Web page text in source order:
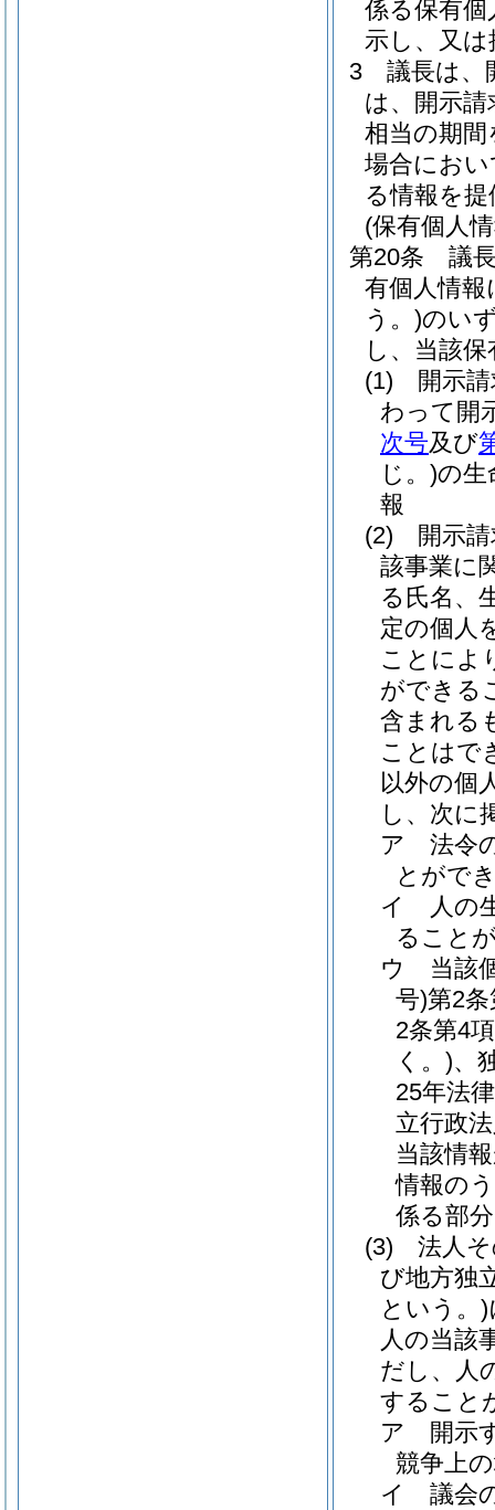
係る保有
示し、又
3
議長は、
は、開示
相当の期
場合にお
る情報を
(保有個人
第20条
議
有個人情報
う。)のい
し、当該
(1)
開示
わって開
次号及び
じ。)の生
報
(2)
開示
該事業に
る氏名、
定の個人
ことによ
ができる
含まれる
ことはで
以外の個
し、次に
ア
法令
とがで
イ
人の
ること
ウ
当該
号)第2
2条第4
く。)、
25年法
立行政
当該情
情報の
係る部分
(3)
法人
び地方独
という。)
人の当該
だし、人
すること
ア
開示
競争上
イ
議会